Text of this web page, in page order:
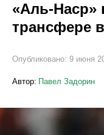
«Аль-Наср»
трансфере
Опубликовано: 9 июня
Автор: Павел Задорин